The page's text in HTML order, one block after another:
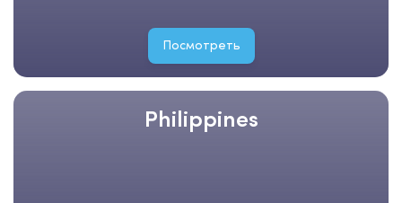
Посмотреть
Philippines